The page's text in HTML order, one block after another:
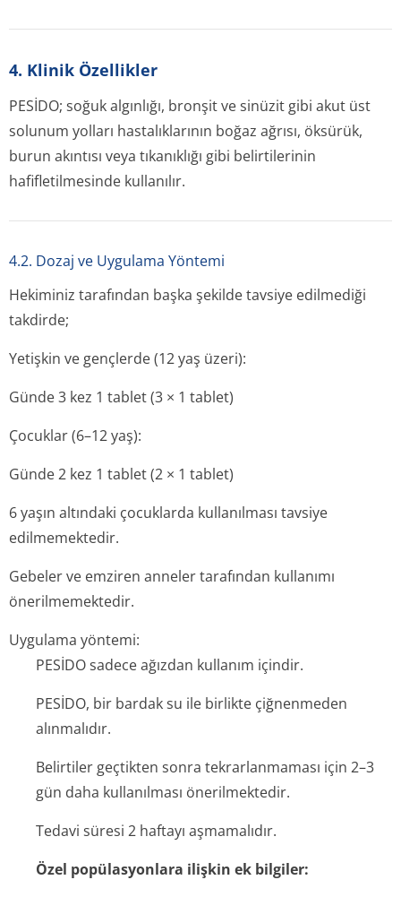
4. Klinik Özellikler
PESİDO; soğuk algınlığı, bronşit ve sinüzit gibi akut üst
solunum yolları hastalıklarının boğaz ağrısı, öksürük,
burun akıntısı veya tıkanıklığı gibi belirtilerinin
hafifletilmesinde kullanılır.
4.2. Dozaj ve Uygulama Yöntemi
Hekiminiz tarafından başka şekilde tavsiye edilmediği
takdirde;
Yetişkin ve gençlerde (12 yaş üzeri):
Günde 3 kez 1 tablet (3 × 1 tablet)
Çocuklar (6–12 yaş):
Günde 2 kez 1 tablet (2 × 1 tablet)
6 yaşın altındaki çocuklarda kullanılması tavsiye
edilmemektedir.
Gebeler ve emziren anneler tarafından kullanımı
önerilmemektedir.
Uygulama yöntemi:
PESİDO sadece ağızdan kullanım içindir.
PESİDO, bir bardak su ile birlikte çiğnenmeden
alınmalıdır.
Belirtiler geçtikten sonra tekrarlanmaması için 2–3
gün daha kullanılması önerilmektedir.
Tedavi süresi 2 haftayı aşmamalıdır.
Özel popülasyonlara ilişkin ek bilgiler: